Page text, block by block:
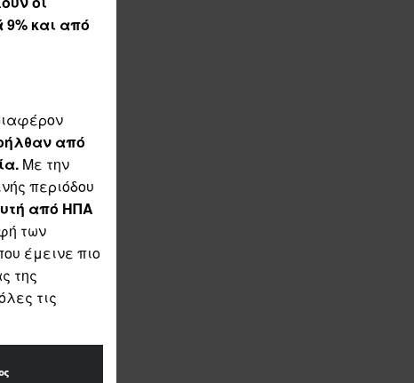
και από
από
Με την
περιόδου
από ΗΠΑ
των
έμεινε πιο
της
τις